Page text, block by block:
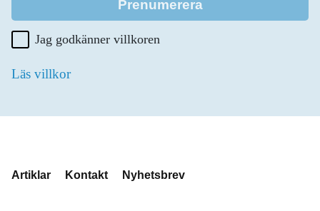
Jag godkänner villkoren
Läs villkor
Artiklar Kontakt Nyhetsbrev